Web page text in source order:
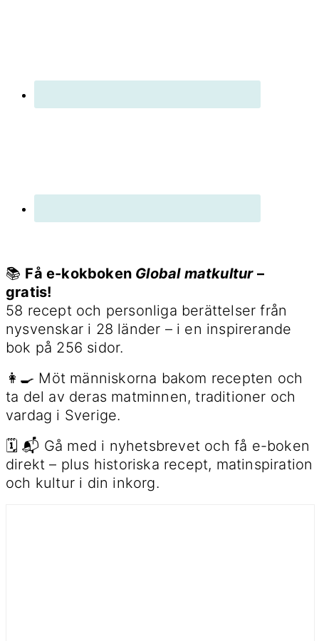
📚 Få e-kokboken Global matkultur–
gratis!
58 recept och personliga berättelser från
nysvenskar i 28 länder – i en inspirerande
bok på 256 sidor.
👩‍🍳 Möt människorna bakom recepten och
ta del av deras matminnen, traditioner och
vardag i Sverige.
🗓 📬 Gå med i nyhetsbrevet och få e-boken
direkt – plus historiska recept, matinspiration
och kultur i din inkorg.